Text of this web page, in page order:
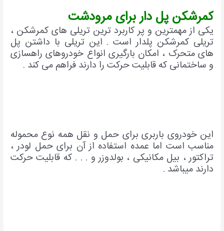
کمرشکن پل دار برای مرودشت
یکی از مهمترین و پر کاربرد ترین تریلی های کمرشکن ،
تریلی کمرشکن پلدار است . این تریلی با داشتن پل
های متحرک ، امکان بارگیری انواع خودروهای راهسازی
و ساختمانی که قابلیت حرکت را دارند فراهم می کند .
این خودروی باربری برای حمل و نقل همه نوع محموله
مناسب است اما عمده استفاده از آن برای حمل لودر ،
تراکتور ، بیل مکانیکی ، بولدوزر و . . . که قابلیت حرکت
دارند میباشد .